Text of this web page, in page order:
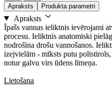
Apraksts Produkta parametri
Apraksts
Īpašs vannas ieliktnis ievērojami
procesu. Ieliktnis anatomiski
nodrošina drošu vannošanos.
izejvielām - mīksts putu
notur galvu virs ūdens līmeņa.
Lietošana